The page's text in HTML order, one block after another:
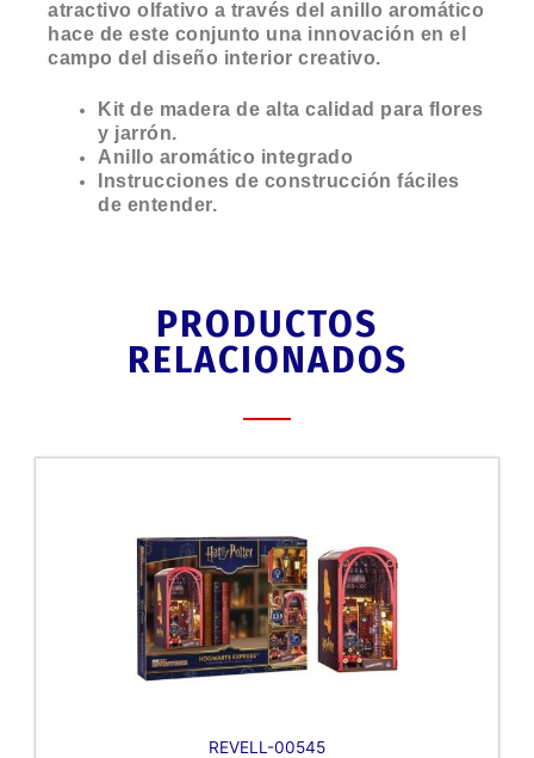
atractivo olfativo a través del anillo aromático
hace de este conjunto una innovación en el
campo del diseño interior creativo.
Kit de madera de alta calidad para flores
y jarrón.
Anillo aromático integrado
Instrucciones de construcción fáciles
de entender.
PRODUCTOS
RELACIONADOS
REVELL-00545